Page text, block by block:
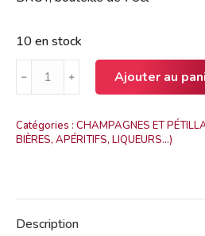
10 en stock
﹣ ﹢ Ajouter au
Catégories : CHAMPAGNES ET
BIÈRES, APÉRITIFS, LIQUEURS...)
Description